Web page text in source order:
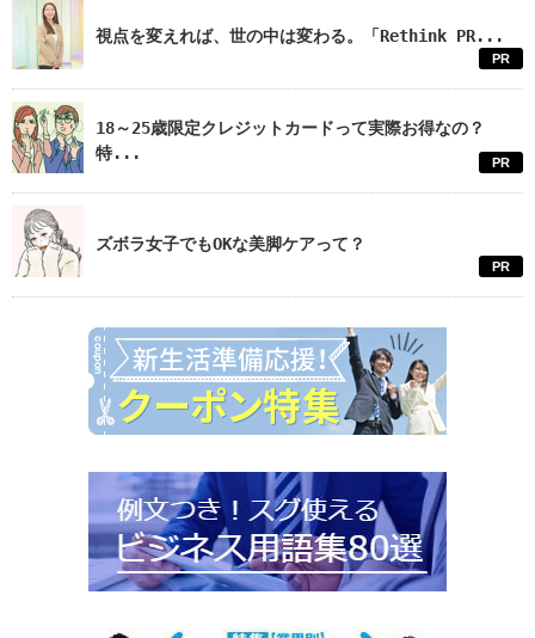
視点を変えれば、世の中は変わる。「Rethink PR...
PR
18～25歳限定クレジットカードって実際お得なの？
特...
PR
ズボラ女子でもOKな美脚ケアって？
PR